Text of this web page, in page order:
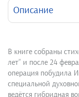
Описание
В книге собраны
лет” и после 24
операция побудила
специальной
ведётся гибридная